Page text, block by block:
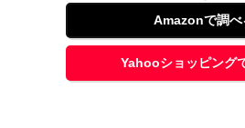
Amazonで調べ
Yahooショッピング